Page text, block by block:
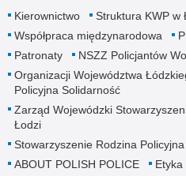
Kierownictwo Struktura KWP w
Współpraca międzynarodowa
Patronaty
NSZZ Policjantów
Organizacji Województwa
Policyjna Solidarność
Zarząd Wojewódzki
Łodzi
Stowarzyszenie Rodzina
ABOUT POLISH POLICE